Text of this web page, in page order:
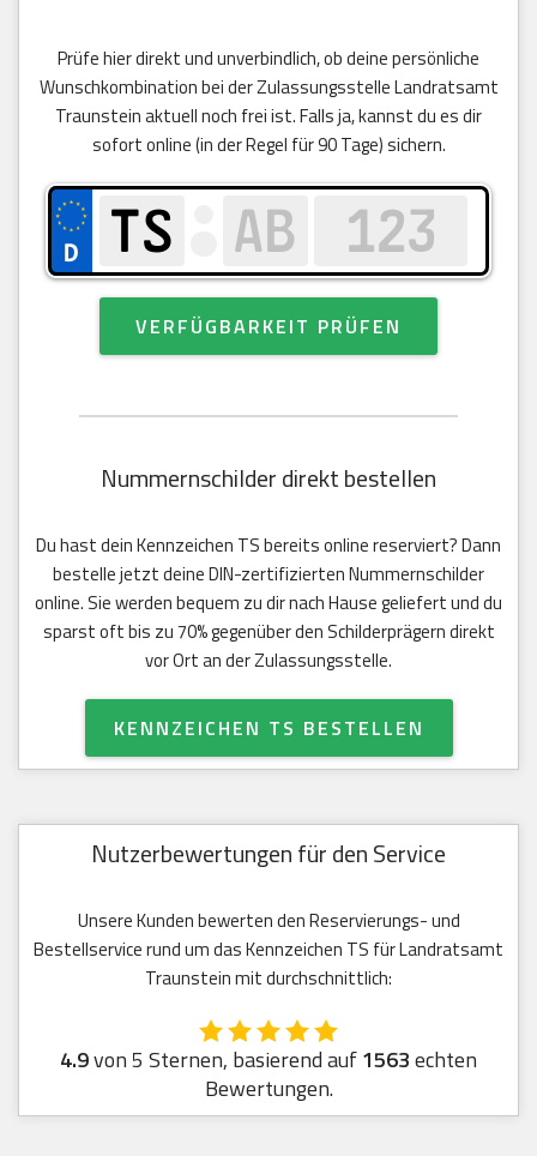
Prüfe hier direkt und unverbindlich, ob deine persönliche
Wunschkombination bei der Zulassungsstelle Landratsamt
Traunstein aktuell noch frei ist. Falls ja, kannst du es dir
sofort online (in der Regel für 90 Tage) sichern.
VERFÜGBARKEIT PRÜFEN
Nummernschilder direkt bestellen
Du hast dein Kennzeichen TS bereits online reserviert? Dann
bestelle jetzt deine DIN-zertifizierten Nummernschilder
online. Sie werden bequem zu dir nach Hause geliefert und du
sparst oft bis zu 70% gegenüber den Schilderprägern direkt
vor Ort an der Zulassungsstelle.
KENNZEICHEN TS BESTELLEN
Nutzerbewertungen für den Service
Unsere Kunden bewerten den Reservierungs- und
Bestellservice rund um das Kennzeichen TS für Landratsamt
Traunstein mit durchschnittlich:
4.9von 5 Sternen, basierend auf1563echten
Bewertungen.